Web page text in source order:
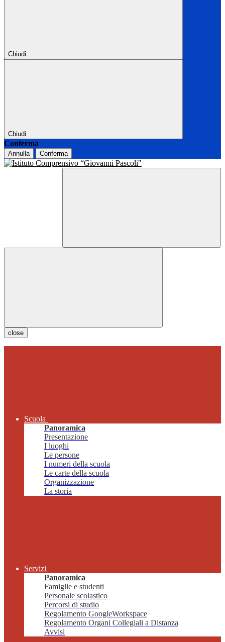
Chiudi
Chiudi
Conferma
Annulla Conferma
close
Scuola
Panoramica
Presentazione
I luoghi
Le persone
I numeri della scuola
Le carte della scuola
Organizzazione
La storia
Servizi
Panoramica
Famiglie e studenti
Personale scolastico
Percorsi di studio
Regolamento GoogleWorkspace
Regolamento Organi Collegiali a Distanza
Avvisi